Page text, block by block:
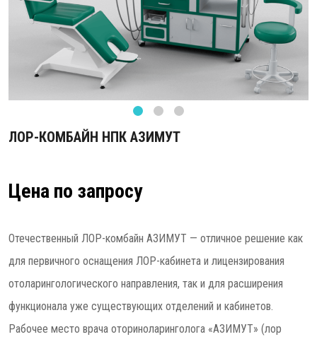
ЛОР-КОМБАЙН НПК АЗИМУТ
Цена по запросу
Отечественный ЛОР-комбайн АЗИМУТ — отличное решение как
для первичного оснащения ЛОР-кабинета и лицензирования
отоларингологического направления, так и для расширения
функционала уже существующих отделений и кабинетов.
Рабочее место врача оториноларинголога «АЗИМУТ» (лор